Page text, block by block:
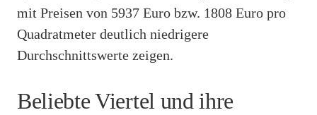
mit Preisen von 5937 Euro bzw. 1808 Euro pro
Quadratmeter deutlich niedrigere
Durchschnittswerte zeigen.
Beliebte Viertel und ihre